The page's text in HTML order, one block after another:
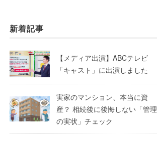
新着記事
【メディア出演】ABCテレビ
「キャスト」に出演しました
実家のマンション、本当に資
産？ 相続後に後悔しない「管理
の実状」チェック